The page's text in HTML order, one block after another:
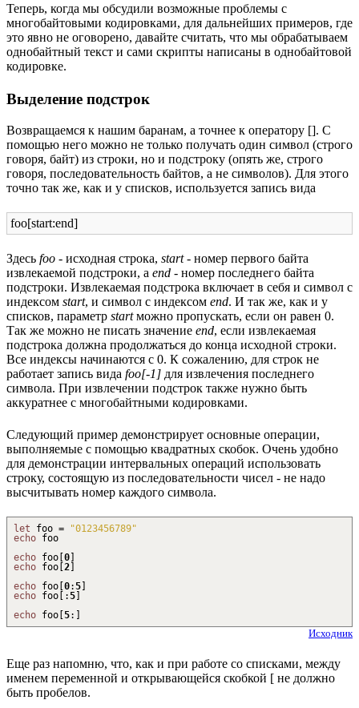
Теперь, когда мы обсудили возможные проблемы с
многобайтовыми кодировками, для дальнейших примеров, где
это явно не оговорено, давайте считать, что мы обрабатываем
однобайтный текст и сами скрипты написаны в однобайтовой
кодировке.
Выделение подстрок
Возвращаемся к нашим баранам, а точнее к оператору []. С
помощью него можно не только получать один символ (строго
говоря, байт) из строки, но и подстроку (опять же, строго
говоря, последовательность байтов, а не символов). Для этого
точно так же, как и у списков, используется запись вида
foo[start:end]
Здесь foo - исходная строка, start- номер первого байта
извлекаемой подстроки, а end - номер последнего байта
подстроки. Извлекаемая подстрока включает в себя и символ с
индексом start, и символ с индексом end. И так же, как и у
списков, параметр startможно пропускать, если он равен 0.
Так же можно не писать значение end, если извлекаемая
подстрока должна продолжаться до конца исходной строки.
Все индексы начинаются с 0. К сожалению, для строк не
работает запись вида foo[-1] для извлечения последнего
символа. При извлечении подстрок также нужно быть
аккуратнее с многобайтными кодировками.
Следующий пример демонстрирует основные операции,
выполняемые с помощью квадратных скобок. Очень удобно
для демонстрации интервальных операций использовать
строку, состоящую из последовательности чисел - не надо
высчитывать номер каждого символа.
let foo =
"0123456789"
echo foo
echo foo 0
echo foo 2
echo foo 0:5
echo foo :5
echo foo 5:
Исходник
Еще раз напомню, что, как и при работе со списками, между
именем переменной и открывающейся скобкой [ не должно
быть пробелов.